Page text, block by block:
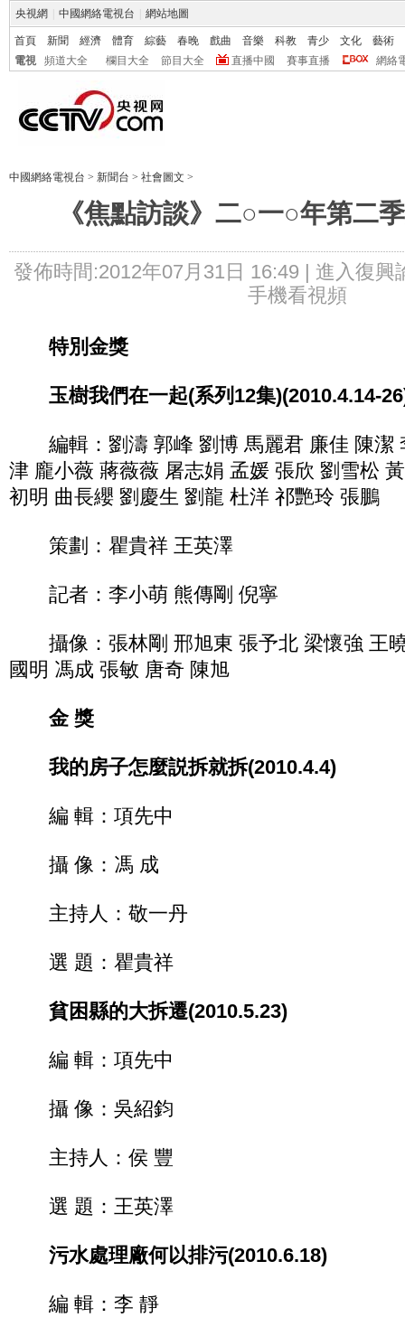
央視網 中國網絡電視台 網站地圖
首頁 新聞 經濟 體育 綜藝 春晚 戲曲 音樂 科教 青少 文化
藝術
電視
頻道大全 欄目大全 節目大全 直播中國 賽事直播 網絡
中國網絡電視台 > 新聞台 > 社會圖文 >
《焦點訪談》二○一○年第二
發佈時間:2012年07月31日 16:49 | 進入復興
手機看視頻
特別金獎
玉樹我們在一起(系列12集)(2010.4.14-
編輯：劉濤 郭峰 劉博 馬麗君 廉佳 陳潔
津 龐小薇 蔣薇薇 屠志娟 孟媛 張欣 劉雪松
初明 曲長纓 劉慶生 劉龍 杜洋 祁艷玲 張鵬
策劃：瞿貴祥 王英澤
記者：李小萌 熊傳剛 倪寧
攝像：張林剛 邢旭東 張予北 梁懷強 王
國明 馮成 張敏 唐奇 陳旭
金 獎
我的房子怎麼説拆就拆(2010.4.4)
編 輯：項先中
攝 像：馮 成
主持人：敬一丹
選 題：瞿貴祥
貧困縣的大拆遷(2010.5.23)
編 輯：項先中
攝 像：吳紹鈞
主持人：侯 豐
選 題：王英澤
污水處理廠何以排污(2010.6.18)
編 輯：李 靜